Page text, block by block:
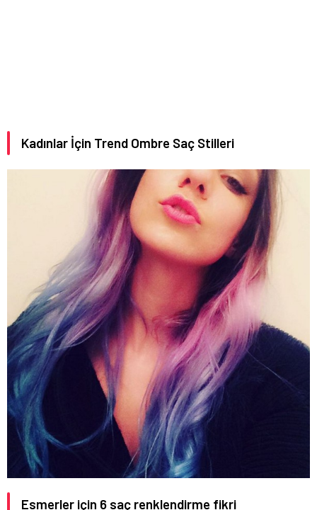
Kadınlar İçin Trend Ombre Saç Stilleri
Esmerler için 6 saç renklendirme fikri